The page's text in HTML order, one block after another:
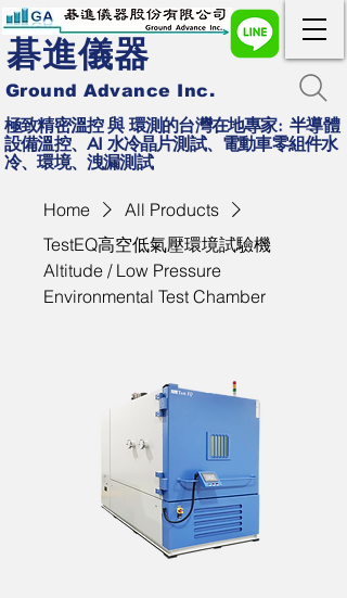
碁進儀器
極致精密溫控 與 環測的台灣在地專家: 半導體
設備溫控、AI 水冷晶片測試、電動車零組件水
冷、環境、洩漏測試
Ground Advance Inc.
Home
All Products
TestEQ高空低氣壓環境試驗機
Altitude / Low Pressure
Environmental Test Chamber